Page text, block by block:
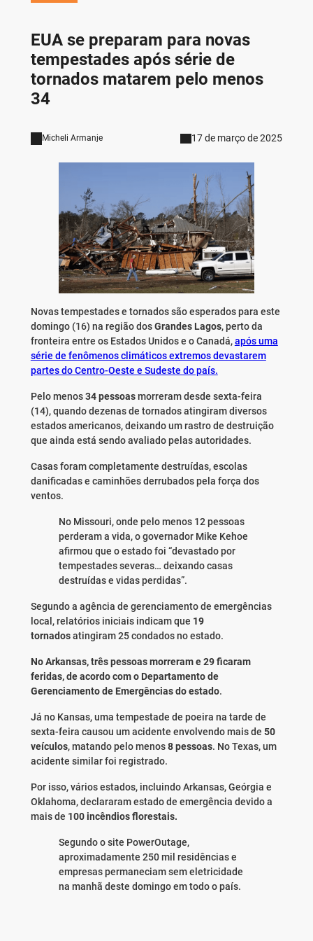
EUA se preparam para novas
tempestades após série de
tornados matarem pelo menos
34
Micheli Armanje 17 de março de 2025
Novas tempestades e tornados são esperados para este
domingo (16) na região dosGrandes Lagos, perto da
fronteira entre os Estados Unidos e o Canadá,após uma
série de fenômenos climáticos extremos devastarem
partes do Centro-Oeste e Sudeste do país.
Pelo menos34 pessoasmorreram desde sexta-feira
(14), quando dezenas de tornados atingiram diversos
estados americanos, deixando um rastro de destruição
que ainda está sendo avaliado pelas autoridades.
Casas foram completamente destruídas, escolas
danificadas e caminhões derrubados pela força dos
ventos.
No Missouri, onde pelo menos 12 pessoas
perderam a vida, o governador Mike Kehoe
afirmou que o estado foi “devastado por
tempestades severas… deixando casas
destruídas e vidas perdidas”.
Segundo a agência de gerenciamento de emergências
local, relatórios iniciais indicam que 19
tornadosatingiram 25 condados no estado.
No Arkansas, três pessoas morreram e 29 ficaram
feridas, de acordo com o Departamento de
Gerenciamento de Emergências do estado.
Já no Kansas, uma tempestade de poeira na tarde de
sexta-feira causou um acidente envolvendo mais de 50
veículos, matando pelo menos8 pessoas. No Texas, um
acidente similar foi registrado.
Por isso, vários estados, incluindo Arkansas, Geórgia e
Oklahoma, declararam estado de emergência devido a
mais de 100 incêndios florestais.
Segundo o site PowerOutage,
aproximadamente 250 mil residências e
empresas permaneciam sem eletricidade
na manhã deste domingo em todo o país.